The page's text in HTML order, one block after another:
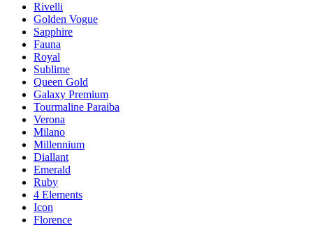
Rivelli
Golden Vogue
Sapphire
Fauna
Royal
Sublime
Queen Gold
Galaxy Premium
Tourmaline Paraiba
Verona
Milano
Millennium
Diallant
Emerald
Ruby
4 Elements
Icon
Florence